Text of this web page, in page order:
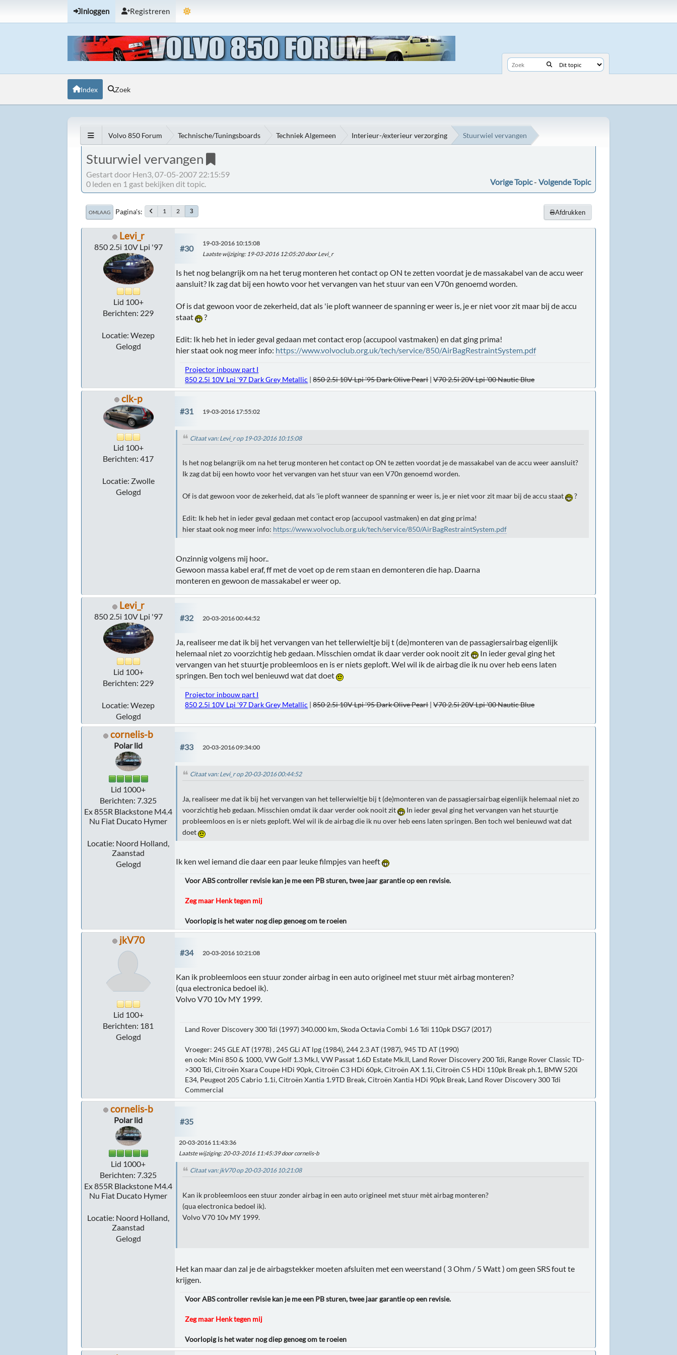
Inloggen Registreren
Index Zoek
Volvo 850 Forum Technische/Tuningsboards Techniek Algemeen Interieur-/exterieur verzorging Stuurwiel vervangen
Stuurwiel vervangen
Gestart door Hen3, 07-05-2007 22:15:59
Vorige Topic- Volgende Topic
0 leden en 1 gast bekijken dit topic.
Afdrukken
OMLAAG Pagina's 1 2 3
Levi_r
850 2.5i 10V Lpi '97
Lid 100+
Berichten: 229
Locatie: Wezep
Gelogd
#30
19-03-2016 10:15:08
Laatste wijziging: 19-03-2016 12:05:20 door Levi_r
Is het nog belangrijk om na het terug monteren het contact op ON te zetten voordat je de massakabel van de accu weer
aansluit? Ik zag dat bij een howto voor het vervangen van het stuur van een V70n genoemd worden.
Of is dat gewoon voor de zekerheid, dat als 'ie ploft wanneer de spanning er weer is, je er niet voor zit maar bij de accu
staat
?
Edit: Ik heb het in ieder geval gedaan met contact erop (accupool vastmaken) en dat ging prima!
hier staat ook nog meer info: https://www.volvoclub.org.uk/tech/service/850/AirBagRestraintSystem.pdf
Projector inbouw part I
850 2.5i 10V Lpi '97 Dark Grey Metallic |850 2.5i 10V Lpi '95 Dark Olive Pearl|V70 2.5i 20V Lpi '00 Nautic Blue
clk-p
Lid 100+
Berichten: 417
Locatie: Zwolle
Gelogd
#31 19-03-2016 17:55:02
Citaat van: Levi_r op 19-03-2016 10:15:08
Is het nog belangrijk om na het terug monteren het contact op ON te zetten voordat je de massakabel van de accu weer aansluit?
Ik zag dat bij een howto voor het vervangen van het stuur van een V70n genoemd worden.
Of is dat gewoon voor de zekerheid, dat als 'ie ploft wanneer de spanning er weer is, je er niet voor zit maar bij de accu staat ?
Edit: Ik heb het in ieder geval gedaan met contact erop (accupool vastmaken) en dat ging prima!
hier staat ook nog meer info: https://www.volvoclub.org.uk/tech/service/850/AirBagRestraintSystem.pdf
Onzinnig volgens mij hoor..
Gewoon massa kabel eraf, ff met de voet op de rem staan en demonteren die hap. Daarna
monteren en gewoon de massakabel er weer op.
Levi_r
850 2.5i 10V Lpi '97
Lid 100+
Berichten: 229
Locatie: Wezep
Gelogd
#32 20-03-2016 00:44:52
Ja, realiseer me dat ik bij het vervangen van het tellerwieltje bij t (de)monteren van de passagiersairbag eigenlijk
helemaal niet zo voorzichtig heb gedaan. Misschien omdat ik daar verder ook nooit zit
In ieder geval ging het
vervangen van het stuurtje probleemloos en is er niets geploft. Wel wil ik de airbag die ik nu over heb eens laten
springen. Ben toch wel benieuwd wat dat doet
Projector inbouw part I
850 2.5i 10V Lpi '97 Dark Grey Metallic |850 2.5i 10V Lpi '95 Dark Olive Pearl|V70 2.5i 20V Lpi '00 Nautic Blue
cornelis-b
Polar lid
Lid 1000+
Berichten: 7.325
Ex 855R Blackstone M4.4
Nu Fiat Ducato Hymer
Locatie: Noord Holland,
Zaanstad
Gelogd
#33 20-03-2016 09:34:00
Citaat van: Levi_r op 20-03-2016 00:44:52
Ja, realiseer me dat ik bij het vervangen van het tellerwieltje bij t (de)monteren van de passagiersairbag eigenlijk helemaal niet zo
voorzichtig heb gedaan. Misschien omdat ik daar verder ook nooit zit
In ieder geval ging het vervangen van het stuurtje
probleemloos en is er niets geploft. Wel wil ik de airbag die ik nu over heb eens laten springen. Ben toch wel benieuwd wat dat
doet
Ik ken wel iemand die daar een paar leuke filmpjes van heeft
Voor ABS controller revisie kan je me een PB sturen, twee jaar garantie op een revisie.
Zeg maar Henk tegen mij
Voorlopig is het water nog diep genoeg om te roeien
jkV70
Lid 100+
Berichten: 181
Gelogd
#34 20-03-2016 10:21:08
Kan ik probleemloos een stuur zonder airbag in een auto origineel met stuur mèt airbag monteren?
(qua electronica bedoel ik).
Volvo V70 10v MY 1999.
Land Rover Discovery 300 Tdi (1997) 340.000 km, Skoda Octavia Combi 1.6 Tdi 110pk DSG7 (2017)
Vroeger: 245 GLE AT (1978) , 245 GLi AT lpg (1984), 244 2.3 AT (1987), 945 TD AT (1990)
en ook: Mini 850 & 1000, VW Golf 1.3 Mk.I, VW Passat 1.6D Estate Mk.II, Land Rover Discovery 200 Tdi, Range Rover Classic TD-
>300 Tdi, Citroën Xsara Coupe HDi 90pk, Citroën C3 HDi 60pk, Citroën AX 1.1i, Citroën C5 HDi 110pk Break ph.1, BMW 520i
E34, Peugeot 205 Cabrio 1.1i, Citroën Xantia 1.9TD Break, Citroën Xantia HDi 90pk Break, Land Rover Discovery 300 Tdi
Commercial
cornelis-b
Polar lid
Lid 1000+
Berichten: 7.325
Ex 855R Blackstone M4.4
Nu Fiat Ducato Hymer
Locatie: Noord Holland,
Zaanstad
Gelogd
#35
20-03-2016 11:43:36
Laatste wijziging: 20-03-2016 11:45:39 door cornelis-b
Citaat van: jkV70 op 20-03-2016 10:21:08
Kan ik probleemloos een stuur zonder airbag in een auto origineel met stuur mèt airbag monteren?
(qua electronica bedoel ik).
Volvo V70 10v MY 1999.
Het kan maar dan zal je de airbagstekker moeten afsluiten met een weerstand ( 3 Ohm / 5 Watt ) om geen SRS fout te
krijgen.
Voor ABS controller revisie kan je me een PB sturen, twee jaar garantie op een revisie.
Zeg maar Henk tegen mij
Voorlopig is het water nog diep genoeg om te roeien